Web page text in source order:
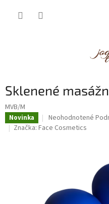
Sklenené
MVB/M
Novinka
Priemerné
hodnotenie
Neohodnotené
Značka: Face Cosmetics